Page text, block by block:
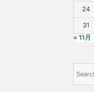
24
31
« 11月
Search
for: